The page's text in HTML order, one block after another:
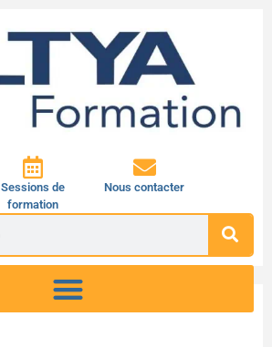
Sessions de
formation
Nous contacter